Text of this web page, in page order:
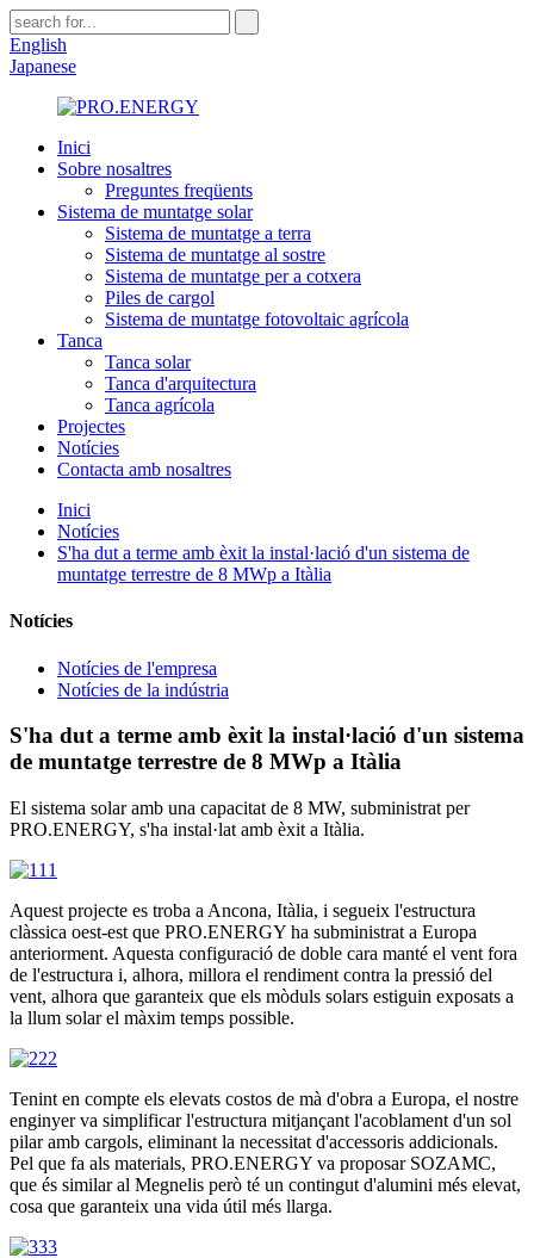
English
Japanese
Inici
Sobre nosaltres
Preguntes freqüents
Sistema de muntatge solar
Sistema de muntatge a terra
Sistema de muntatge al sostre
Sistema de muntatge per a cotxera
Piles de cargol
Sistema de muntatge fotovoltaic agrícola
Tanca
Tanca solar
Tanca d'arquitectura
Tanca agrícola
Projectes
Notícies
Contacta amb nosaltres
Inici
Notícies
S'ha dut a terme amb èxit la instal·lació d'un sistema de
muntatge terrestre de 8 MWp a Itàlia
Notícies
Notícies de l'empresa
Notícies de la indústria
S'ha dut a terme amb èxit la instal·lació d'un sistema
de muntatge terrestre de 8 MWp a Itàlia
El sistema solar amb una capacitat de 8 MW, subministrat per
PRO.ENERGY, s'ha instal·lat amb èxit a Itàlia.
Aquest projecte es troba a Ancona, Itàlia, i segueix l'estructura
clàssica oest-est que PRO.ENERGY ha subministrat a Europa
anteriorment. Aquesta configuració de doble cara manté el vent fora
de l'estructura i, alhora, millora el rendiment contra la pressió del
vent, alhora que garanteix que els mòduls solars estiguin exposats a
la llum solar el màxim temps possible.
Tenint en compte els elevats costos de mà d'obra a Europa, el nostre
enginyer va simplificar l'estructura mitjançant l'acoblament d'un sol
pilar amb cargols, eliminant la necessitat d'accessoris addicionals.
Pel que fa als materials, PRO.ENERGY va proposar SOZAMC,
que és similar al Megnelis però té un contingut d'alumini més elevat,
cosa que garanteix una vida útil més llarga.